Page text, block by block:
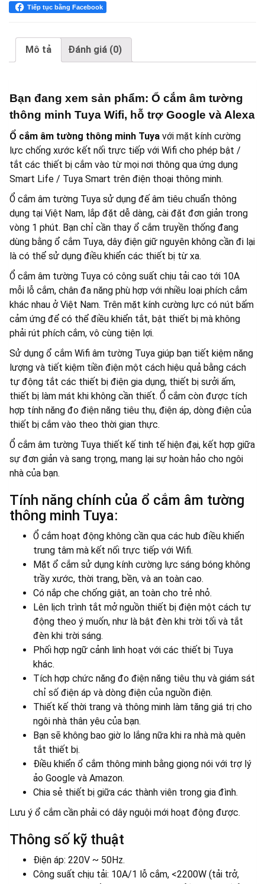
số
Mô tả Đánh giá (0)
Bạn đang xem sản phẩm: Ổ cắm âm tường
thông minh Tuya Wifi, hỗ trợ Google và Alexa
Ổ cắm âm tường thông minh Tuya với mặt kính cường
lực chống xước kết nối trực tiếp với Wifi cho phép bật /
tắt các thiết bị cắm vào từ mọi nơi thông qua ứng dụng
Smart Life / Tuya Smart trên điện thoại thông minh.
Ổ cắm âm tường Tuya sử dụng đế âm tiêu chuẩn thông
dụng tại Việt Nam, lắp đặt dễ dàng, cài đặt đơn giản trong
vòng 1 phút. Bạn chỉ cần thay ổ cắm truyền thống đang
dùng bằng ổ cắm Tuya, dây điện giữ nguyên không cần đi lại
là có thể sử dụng điều khiển các thiết bị từ xa.
Ổ cắm âm tường Tuya có công suất chịu tải cao tới 10A
mỗi lỗ cắm, chân đa năng phù hợp với nhiều loại phích cắm
khác nhau ở Việt Nam. Trên mặt kính cường lực có nút bấm
cảm ứng để có thể điều khiển tắt, bật thiết bị mà không
phải rút phích cắm, vô cùng tiện lợi.
Sử dụng ổ cắm Wifi âm tường Tuya giúp bạn tiết kiệm năng
lượng và tiết kiệm tiền điện một cách hiệu quả bằng cách
tự động tắt các thiết bị điện gia dụng, thiết bị sưởi ấm,
thiết bị làm mát khi không cần thiết. Ổ cắm còn được tích
hợp tính năng đo điện năng tiêu thụ, điện áp, dòng điện của
thiết bị cắm vào theo thời gian thực.
Ổ cắm âm tường Tuya thiết kế tinh tế hiện đại, kết hợp giữa
sự đơn giản và sang trọng, mang lại sự hoàn hảo cho ngôi
nhà của bạn.
Tính năng chính của ổ cắm âm tường
thông minh Tuya:
Ổ cắm hoạt động không cần qua các hub điều khiển
trung tâm mà kết nối trực tiếp với Wifi.
Mặt ổ cắm sử dụng kính cường lực sáng bóng không
trầy xước, thời trang, bền, và an toàn cao.
Có nắp che chống giật, an toàn cho trẻ nhỏ.
Lên lịch trình tắt mở nguồn thiết bị điện một cách tự
động theo ý muốn, như là bật đèn khi trời tối và tắt
đèn khi trời sáng.
Phối hợp ngữ cảnh linh hoạt với các thiết bị Tuya
khác.
Tích hợp chức năng đo điện năng tiêu thụ và giám sát
chỉ số điện áp và dòng điện của nguồn điện.
Thiết kế thời trang và thông minh làm tăng giá trị cho
ngôi nhà thân yêu của bạn.
Bạn sẽ không bao giờ lo lắng nữa khi ra nhà mà quên
tắt thiết bị.
Điều khiển ổ cắm thông minh bằng giọng nói với trợ lý
ảo Google và Amazon.
Chia sẻ thiết bị giữa các thành viên trong gia đình.
Lưu ý ổ cắm cần phải có dây nguội mới hoạt động được.
Thông số kỹ thuật
Điện áp: 220V ~ 50Hz.
Công suất chịu tải: 10A/1 lỗ cắm, <2200W (tải trở,